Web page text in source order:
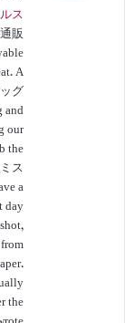
ス
販
A
グ
and
our
the
ス
a
the